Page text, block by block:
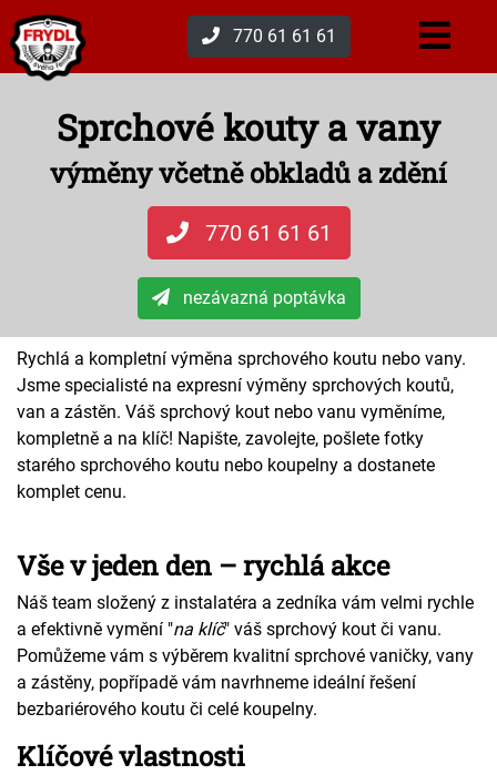
770 61 61 61
Sprchové kouty a vany
výměny včetně obkladů a zdění
770 61 61 61
nezávazná poptávka
Rychlá a kompletní výměna sprchového koutu nebo vany.
Jsme specialisté na expresní výměny sprchových koutů,
van a zástěn. Váš sprchový kout nebo vanu vyměníme,
kompletně a na klíč! Napište, zavolejte, pošlete fotky
starého sprchového koutu nebo koupelny a dostanete
komplet cenu.
Vše v jeden den – rychlá akce
Náš team složený z instalatéra a zedníka vám velmi rychle
a efektivně vymění "na klíč" váš sprchový kout či vanu.
Pomůžeme vám s výběrem kvalitní sprchové vaničky, vany
a zástěny, popřípadě vám navrhneme ideální řešení
bezbariérového koutu či celé koupelny.
Klíčové vlastnosti